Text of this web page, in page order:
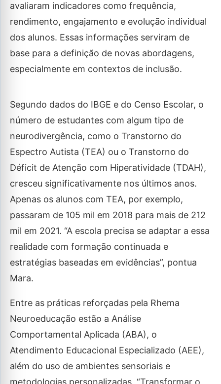
avaliaram indicadores como frequência,
rendimento, engajamento e evolução individual
dos alunos. Essas informações serviram de
base para a definição de novas abordagens,
especialmente em contextos de inclusão.
Segundo dados do IBGE e do Censo Escolar, o
número de estudantes com algum tipo de
neurodivergência, como o Transtorno do
Espectro Autista (TEA) ou o Transtorno do
Déficit de Atenção com Hiperatividade (TDAH),
cresceu significativamente nos últimos anos.
Apenas os alunos com TEA, por exemplo,
passaram de 105 mil em 2018 para mais de 212
mil em 2021. “A escola precisa se adaptar a essa
realidade com formação continuada e
estratégias baseadas em evidências”, pontua
Mara.
Entre as práticas reforçadas pela Rhema
Neuroeducação estão a Análise
Comportamental Aplicada (ABA), o
Atendimento Educacional Especializado (AEE),
além do uso de ambientes sensoriais e
metodologias personalizadas. “Transformar o